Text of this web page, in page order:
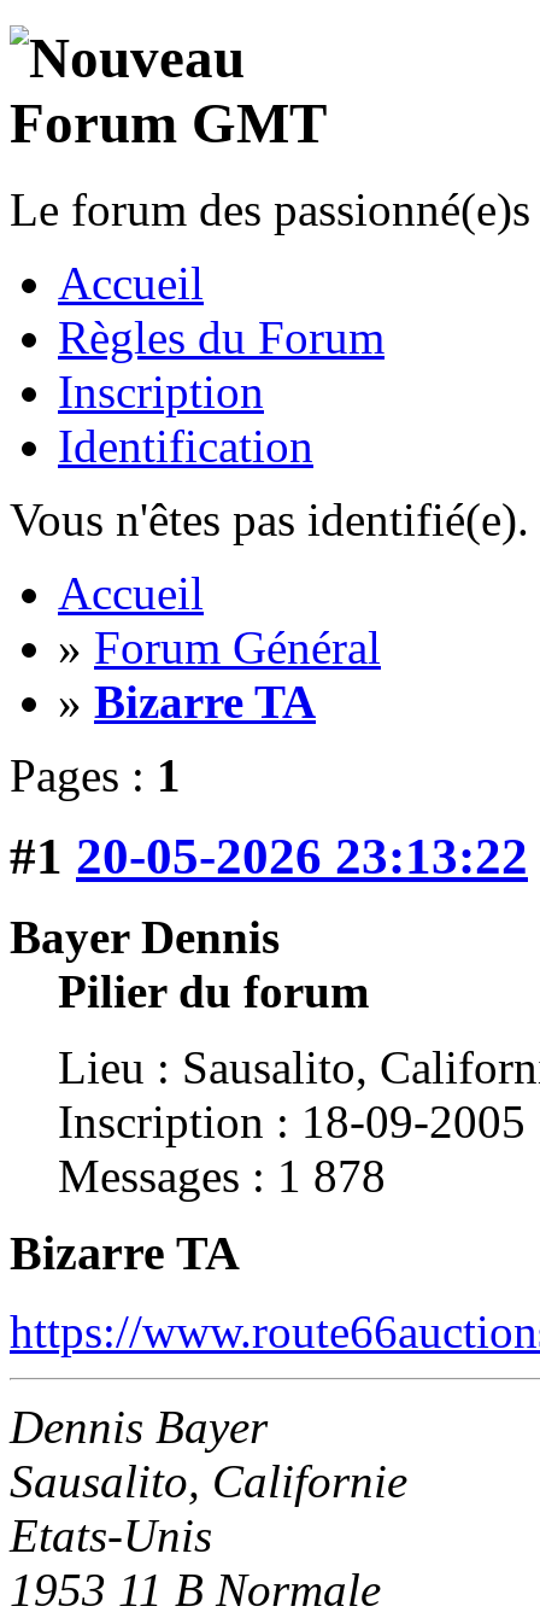
Le forum des
Accueil
Règles du Forum
Inscription
Identification
Vous n'êtes pas identifié(e).
Accueil
» Forum Général
» Bizarre TA
Pages : 1
#1 20-05-2026 23:13:22
Bayer Dennis
Pilier du forum
Lieu : Sausalito,
Inscription : 18-09-2005
Messages : 1 878
Bizarre TA
https://
Dennis Bayer
Sausalito, Californie
Etats-Unis
1953 11 B Normale